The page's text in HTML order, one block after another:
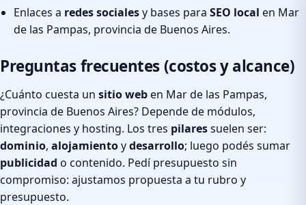
Enlaces a redes socialesy bases para SEO local en Mar
de las Pampas, provincia de Buenos Aires.
Preguntas frecuentes (costos y alcance)
¿Cuánto cuesta un sitio weben Mar de las Pampas,
provincia de Buenos Aires? Depende de módulos,
integraciones y hosting. Los tres pilaressuelen ser:
dominio, alojamientoydesarrollo; luego podés sumar
publicidad o contenido. Pedí presupuesto sin
compromiso: ajustamos propuesta a tu rubro y
presupuesto.